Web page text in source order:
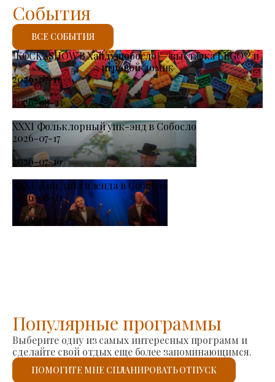
KOCKASHOW В Хайдушобосло — выставка LEGO® и
игровой домик
2026-07-11
-
2026-08-23
XXXI Фольклорный уик-энд в Собосло
2026-07-17
-
2026-07-19
XXXI. Дни диксиленда в Собосло
2026-08-21
-
2026-08-23
События
ВСЕ СОБЫТИЯ
Популярные программы
Выберите одну из самых интересных программ и
сделайте свой отдых еще более запоминающимся.
ПОМОГИТЕ МНЕ СПЛАНИРОВАТЬ ОТПУСК